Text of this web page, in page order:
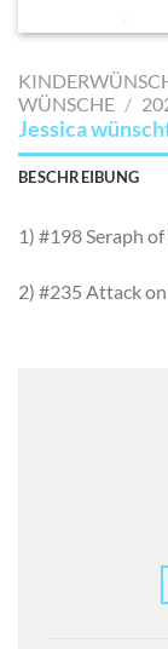
WÜNSCHE /
Jessica
BESCHREIBUNG
1) #198 Seraph
2) #235 Attack